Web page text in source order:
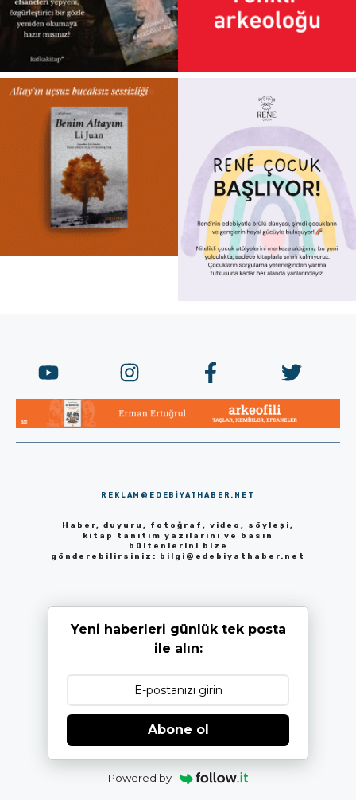
REKLAM@EDEBIYATHABER.NET
Haber, duyuru, fotoğraf, video, söyleşi,
kitap tanıtım yazılarını ve basın
bültenlerini bize
gönderebilirsiniz: bilgi@edebiyathaber.net
Yeni haberleri günlük tek posta
ile alın:
Abone ol
Powered by